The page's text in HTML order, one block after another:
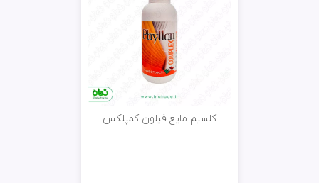
کلسیم مایع فیلون کمپلکس